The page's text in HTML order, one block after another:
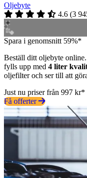
Oljebyte
4.6 (3
Spara i genomsnitt 59%*
Beställ ditt oljebyte
fylls upp med 4 liter
oljefilter och ser till att
Just nu priser från 997 kr*
Få offerter